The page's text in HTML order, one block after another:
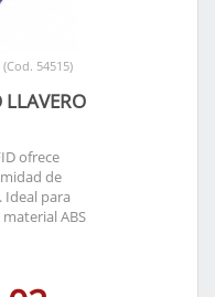
(Cod. 54515)
LLAVERO
ofrece
de
Ideal para
ABS